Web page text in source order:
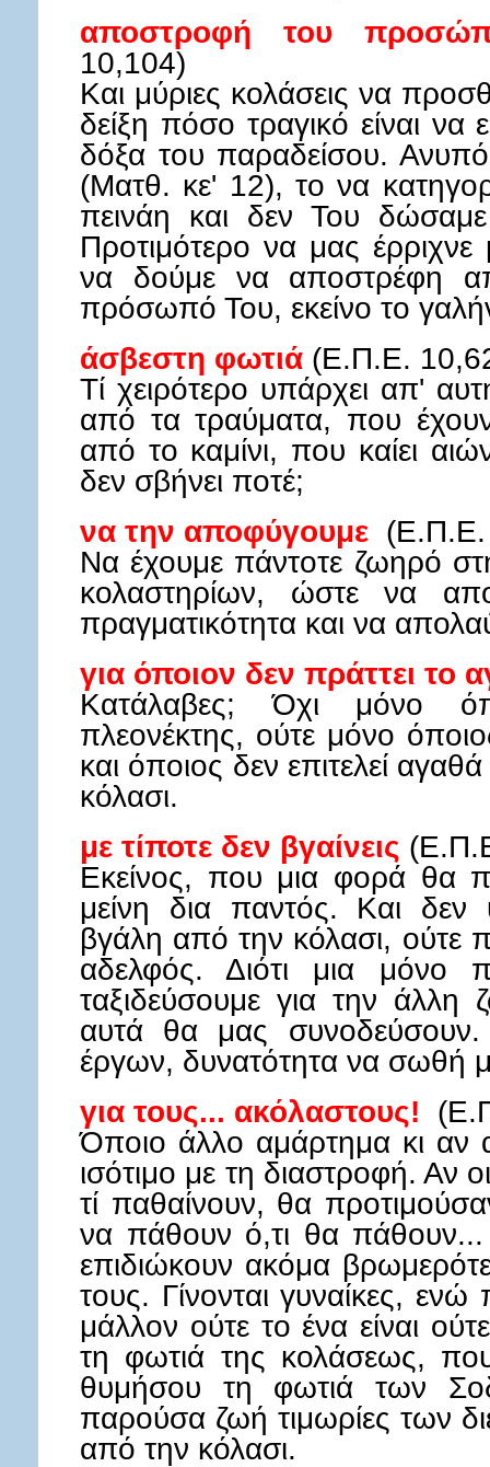
αποστροφή του
10,104)
Και μύριες κολάσεις να
δείξη πόσο τραγικό είναι
δόξα του παραδείσου.
(Ματθ. κε' 12), το να
πεινάη και δεν Του
Προτιμότερο να μας
να δούμε να αποστρέφη
πρόσωπό Του, εκείνο το
άσβεστη φωτιά (Ε.Π.Ε.
Τί χειρότερο υπάρχει απ'
από τα τραύματα, που
από το καμίνι, που καίει
δεν σβήνει ποτέ;
να την αποφύγουμε (Ε.Π.Ε.
Να έχουμε πάντοτε ζωηρό
κολαστηρίων, ώστε να
πραγματικότητα και να
για όποιον δεν πράττει το
Κατάλαβες; Όχι μόνο
πλεονέκτης, ούτε μόνο
και όποιος δεν επιτελεί
κόλασι.
με τίποτε δεν βγαίνεις
Εκείνος, που μια φορά θα
μείνη δια παντός. Και
βγάλη από την κόλασι, ούτε
αδελφός. Διότι μια μόνο
ταξιδεύσουμε για την
αυτά θα μας συνοδεύσουν.
έργων, δυνατότητα να σωθή
για τους... ακόλαστους!
Όποιο άλλο αμάρτημα κι αν
ισότιμο με τη διαστροφή. Αν
τί παθαίνουν, θα
να πάθουν ό,τι θα
επιδιώκουν ακόμα
τους. Γίνονται γυναίκες,
μάλλον ούτε το ένα είναι
τη φωτιά της κολάσεως,
θυμήσου τη φωτιά των
παρούσα ζωή τιμωρίες των
από την κόλασι.